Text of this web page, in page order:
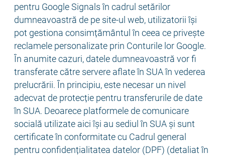
pentru Google Signals în cadrul setărilor
dumneavoastră de pe site-ul web, utilizatorii își
pot gestiona consimțământul în ceea ce privește
reclamele personalizate prin Conturile lor Google.
În anumite cazuri, datele dumneavoastră vor fi
transferate către servere aflate în SUA în vederea
prelucrării. În principiu, este necesar un nivel
adecvat de protecție pentru transferurile de date
în SUA. Deoarece platformele de comunicare
socială utilizate aici își au sediul în SUA și sunt
certificate în conformitate cu Cadrul general
pentru confidențialitatea datelor (DPF) (detaliat în